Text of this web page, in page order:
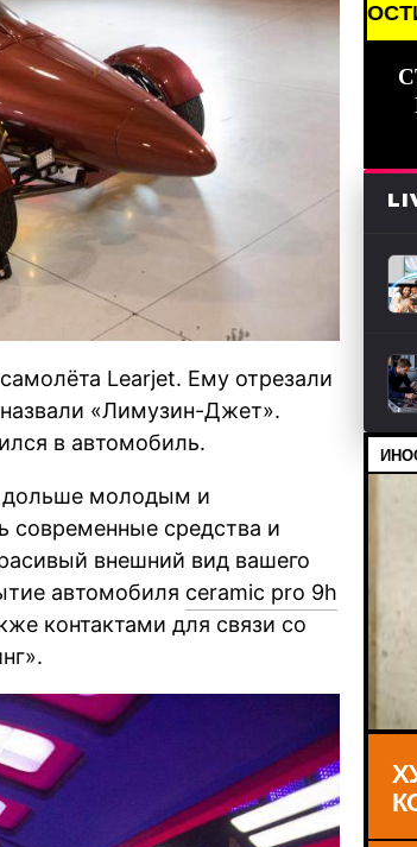
Learjet. Ему отрезали
«Лимузин-Джет».
в автомобиль.
дольше молодым и
современные средства и
внешний вид вашего
автомобиля ceramic pro 9h
контактами для связи со
NEWS /// НОВОСТИ (СМИ) ///